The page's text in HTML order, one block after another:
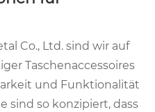
Co., Ltd. sind wir auf
Taschenaccessoires
und Funktionalität
sind so konzipiert, dass